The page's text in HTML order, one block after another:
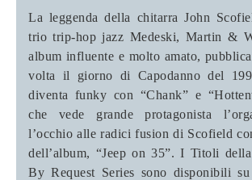
La leggenda della chitarra John
trio trip-hop jazz Medeski, Martin &
album influente e molto amato,
volta il giorno di Capodanno del
diventa funky con “Chank” e
che vede grande protagonista
l’occhio alle radici fusion di Scofield
dell’album, “Jeep on 35”. I Titoli
By Request Series sono disponibili